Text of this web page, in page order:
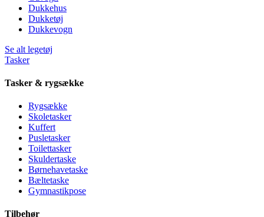
Dukkehus
Dukketøj
Dukkevogn
Se alt legetøj
Tasker
Tasker & rygsække
Rygsække
Skoletasker
Kuffert
Pusletasker
Toilettasker
Skuldertaske
Børnehavetaske
Bæltetaske
Gymnastikpose
Tilbehør